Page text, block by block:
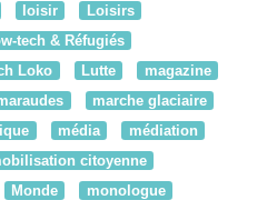
loisir
Loisirs
tech & Réfugiés
Loko Lutte
magazine
marche glaciaire
média
médiation
citoyenne
Monde
monologue